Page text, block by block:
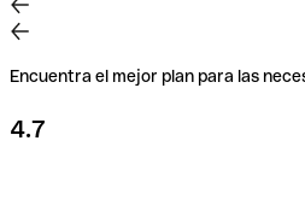
Encuentra el mejor plan para las
4.7